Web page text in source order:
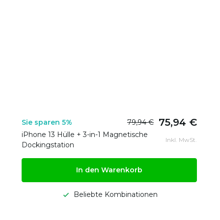
Sie sparen 5% 79,94 € 75,94 €
iPhone 13 Hülle + 3-in-1 Magnetische
Dockingstation
Inkl. MwSt.
In den Warenkorb
Beliebte Kombinationen